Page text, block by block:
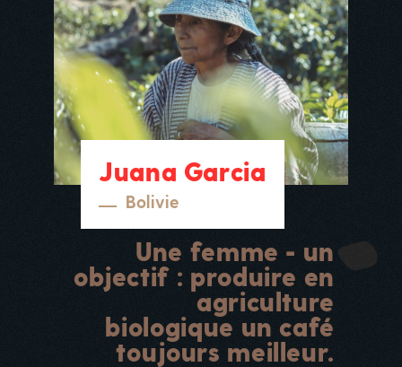
Juana Garcia
Bolivie
Une femme - un
objectif : produire en
agriculture
biologique un café
toujours meilleur.